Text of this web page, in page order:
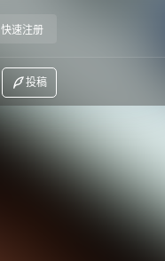
快速注册
投稿